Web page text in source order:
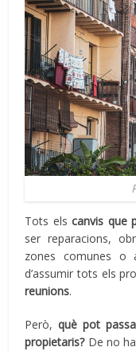
Tots elscanvis que
ser reparacions,
zones comunes o
d’assumir tots els
reunions.
Però,què pot
propietaris?De no